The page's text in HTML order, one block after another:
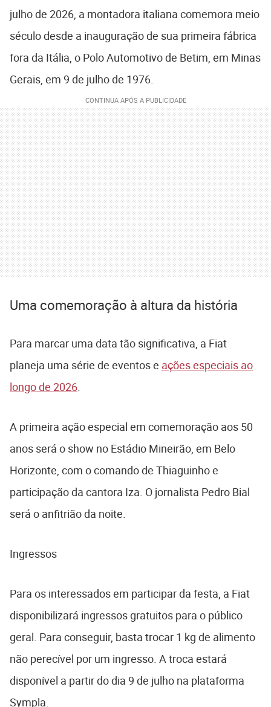
julho de 2026, a montadora italiana comemora meio
século desde a inauguração de sua primeira fábrica
fora da Itália, o Polo Automotivo de Betim, em Minas
Gerais, em 9 de julho de 1976.
Uma comemoração à altura da história
Para marcar uma data tão significativa, a Fiat
planeja uma série de eventos e ações especiais ao
longo de 2026.
A primeira ação especial em comemoração aos 50
anos será o show no Estádio Mineirão, em Belo
Horizonte, com o comando de Thiaguinho e
participação da cantora Iza. O jornalista Pedro Bial
será o anfitrião da noite.
Ingressos
Para os interessados em participar da festa, a Fiat
disponibilizará ingressos gratuitos para o público
geral. Para conseguir, basta trocar 1 kg de alimento
não perecível por um ingresso. A troca estará
disponível a partir do dia 9 de julho na plataforma
Sympla.